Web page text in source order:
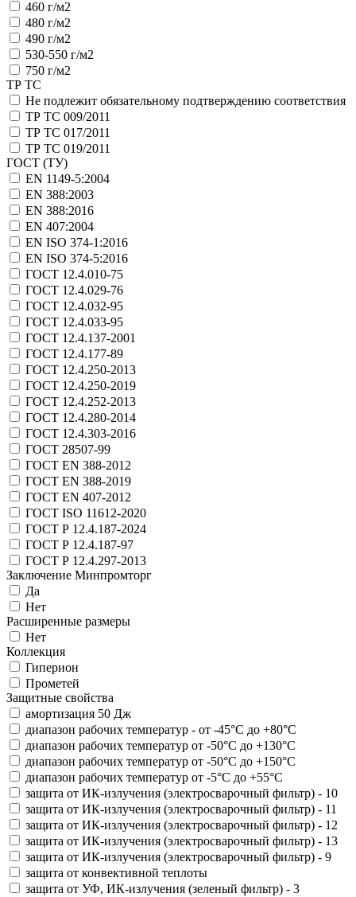
460 г/м2
480 г/м2
490 г/м2
530-550 г/м2
750 г/м2
ТР ТС
Не подлежит обязательному подтверждению соответствия
ТР ТС 009/2011
ТР ТС 017/2011
ТР ТС 019/2011
ГОСТ (ТУ)
EN 1149-5:2004
EN 388:2003
EN 388:2016
EN 407:2004
EN ISO 374-1:2016
EN ISO 374-5:2016
ГОСТ 12.4.010-75
ГОСТ 12.4.029-76
ГОСТ 12.4.032-95
ГОСТ 12.4.033-95
ГОСТ 12.4.137-2001
ГОСТ 12.4.177-89
ГОСТ 12.4.250-2013
ГОСТ 12.4.250-2019
ГОСТ 12.4.252-2013
ГОСТ 12.4.280-2014
ГОСТ 12.4.303-2016
ГОСТ 28507-99
ГОСТ EN 388-2012
ГОСТ EN 388-2019
ГОСТ EN 407-2012
ГОСТ ISO 11612-2020
ГОСТ Р 12.4.187-2024
ГОСТ Р 12.4.187-97
ГОСТ Р 12.4.297-2013
Заключение Минпромторг
Да
Нет
Расширенные размеры
Нет
Коллекция
Гиперион
Прометей
Защитные свойства
амортизация 50 Дж
диапазон рабочих температур - от -45°С до +80°С
диапазон рабочих температур от -50°С до +130°С
диапазон рабочих температур от -50°С до +150°С
диапазон рабочих температур от -5°С до +55°С
защита от ИК-излучения (электросварочный фильтр) - 10
защита от ИК-излучения (электросварочный фильтр) - 11
защита от ИК-излучения (электросварочный фильтр) - 12
защита от ИК-излучения (электросварочный фильтр) - 13
защита от ИК-излучения (электросварочный фильтр) - 9
защита от конвективной теплоты
защита от УФ, ИК-излучения (зеленый фильтр) - 3